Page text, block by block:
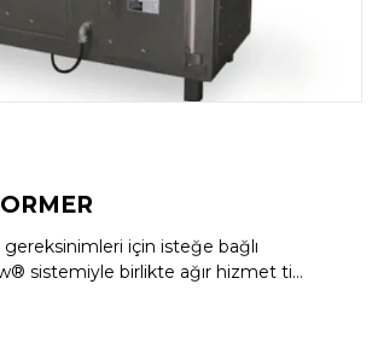
için isteğe bağlı
sistemiyle birlikte ağır hizmet tipi